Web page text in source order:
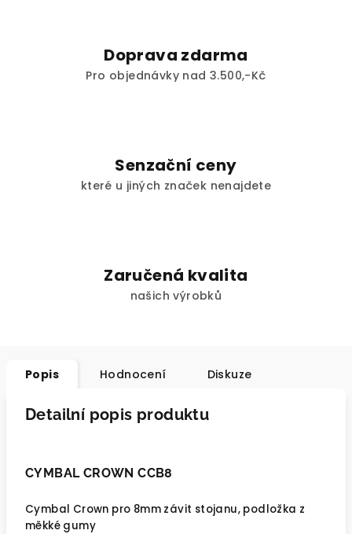
Doprava zdarma
Pro objednávky nad 3.500,-Kč
Senzační ceny
které u jiných značek nenajdete
Zaručená kvalita
našich výrobků
Popis Hodnocení Diskuze
Detailní popis produktu
CYMBAL CROWN CCB8
Cymbal Crown pro 8mm závit stojanu, podložka z
měkké gumy